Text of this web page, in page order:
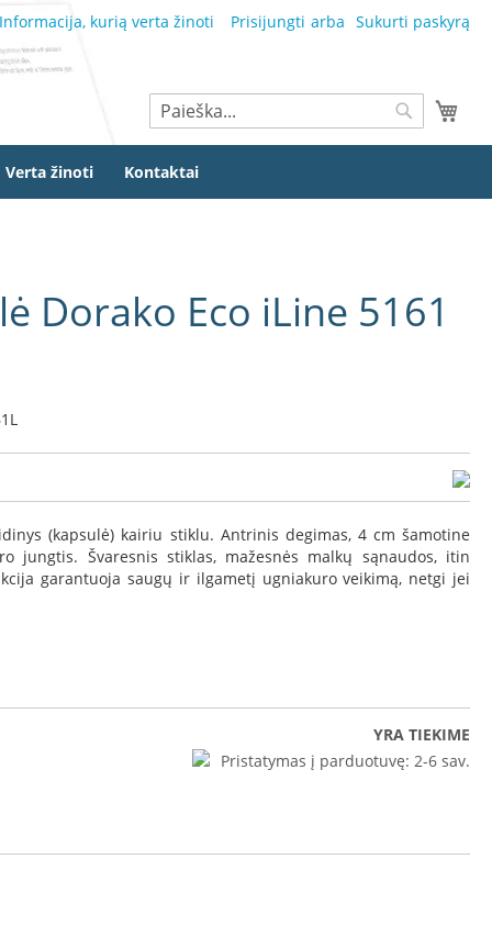
Informacija, kurią verta žinoti Prisijungti Sukurti paskyrą
Ieškoti
Ieškoti
Verta žinoti Kontaktai
Dorako Eco iLine 5161
(kapsulė) kairiu stiklu. Antrinis degimas, 4 cm šamotine
jungtis. Švaresnis stiklas, mažesnės malkų sąnaudos, itin
garantuoja saugų ir ilgametį ugniakuro veikimą, netgi jei
YRA TIEKIME
Pristatymas į parduotuvę: 2-6 sav.